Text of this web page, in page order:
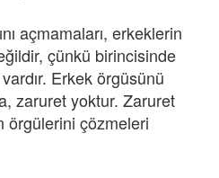
açmamaları, erkeklerin
çünkü birincisinde
Erkek örgüsünü
zaruret yoktur. Zaruret
örgülerini çözmeleri